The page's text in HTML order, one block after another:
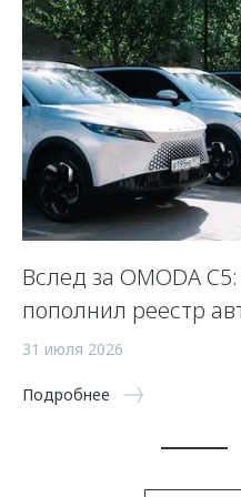
Вслед за OMODA
пополнил реестр
31 июля 2026
Подробнее